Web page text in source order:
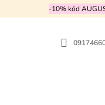
-10% kód
O